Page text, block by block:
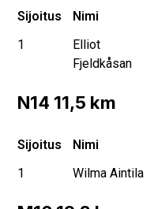
Sijoitus Nimi
1
Elliot
Fjeldkåsan
N14 11,5 km
Sijoitus Nimi
1
Wilma Aintila